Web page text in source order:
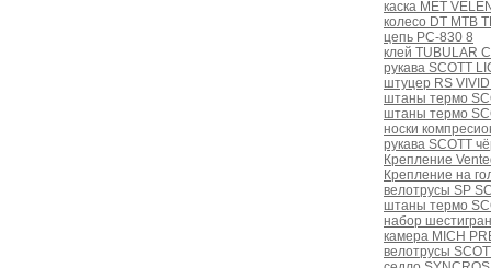
каска MET
колесо DT MTB
цепь PC-830 8
клей TUBULAR
рукава SCOTT
штуцер RS VIVID
штаны термо
штаны термо
носки
рукава SCOTT
Крепление
Крепление на
велотрусы SP
штаны термо
набор
камера MICH
велотрусы